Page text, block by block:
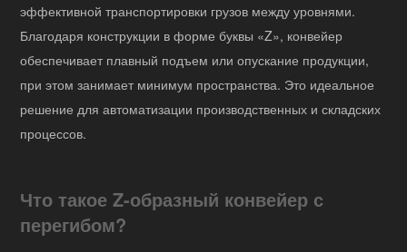
эффективной транспортировки грузов между уровнями.
Благодаря конструкции в форме буквы «Z», конвейер
обеспечивает плавный подъем или опускание продукции,
при этом занимает минимум пространства. Это идеальное
решение для автоматизации производственных и складских
процессов.
Что такое Z-образный конвейер с
перегибом?